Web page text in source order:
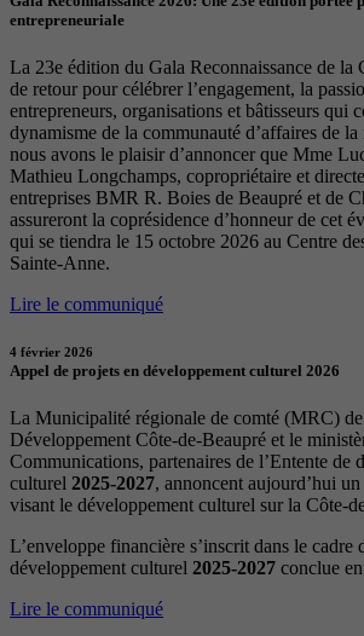
entrepreneuriale
La 23e édition du Gala Reconnaissance de la
de retour pour célébrer l’engagement, la
entrepreneurs, organisations et bâtisseurs qui
dynamisme de la communauté d’affaires de
nous avons le plaisir d’annoncer que Mme
Mathieu Longchamps, copropriétaire et
entreprises BMR R. Boies de Beaupré et de
assureront la coprésidence d’honneur de cet
qui se tiendra le 15 octobre 2026 au Centre
Sainte-Anne.
Lire le communiqué
4 février 2026
Appel de projets en développement culturel 2026
La Municipalité régionale de comté (MRC)
Développement Côte-de-Beaupré et le
Communications, partenaires de l’Entente de
culturel 2025-2027, annoncent aujourd’hui
visant le développement culturel sur la Côte-
L’enveloppe financière s’inscrit dans le cadre
développement culturel 2025-2027 conclue
Lire le communiqué